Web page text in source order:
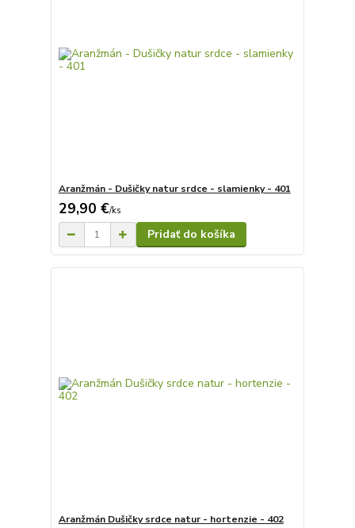
Aranžmán - Dušičky natur srdce - slamienky - 401
29,90 €/ks
Pridať do košíka
Aranžmán Dušičky srdce natur - hortenzie - 402